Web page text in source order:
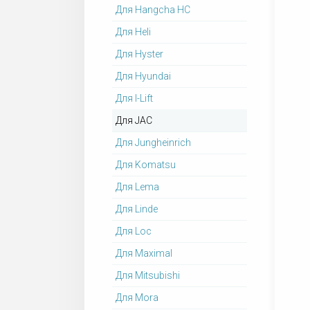
Для Hangcha HC
Для Heli
Для Hyster
Для Hyundai
Для I-Lift
Для JAC
Для Jungheinrich
Для Komatsu
Для Lema
Для Linde
Для Loc
Для Maximal
Для Mitsubishi
Для Mora